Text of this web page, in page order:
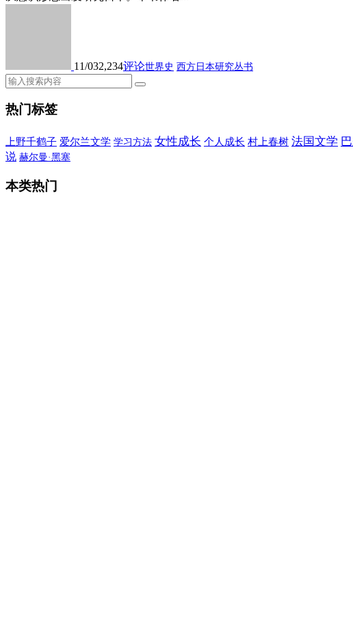
11/032,234评论世界史 西方日本研究丛书
热门标签
上野千鹤子 爱尔兰文学 学习方法 女性成长 个人成长 村上春树 法国文学
说 赫尔曼·黑塞
本类热门